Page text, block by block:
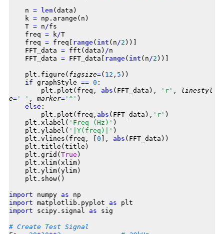
    n
= len (data)
    k
= np.arange(n)
    T
= n/fs
    freq
= k/T
    freq
= freq[ range( int (n/2 ))]
    FFT_data
= fft(data) /n
    FFT_data
= FFT_data[ range( int (n/2 ))]
    plt.figure(
figsize=( 12 , 5 ))
if graphStyle == 0 :
        plt.plot(freq,
abs (FFT_data), 'r' ,
linestyl
e= ' ' , marker= '^' )
else :
        plt.plot(freq,
abs (FFT_data), 'r' )
    plt.xlabel(
'Freq (Hz)' )
    plt.ylabel(
'|Y(freq)|' )
    plt.vlines(freq, [
0 ], abs (FFT_data))
    plt.grid(
True )
import numpy as
import matplotlib.pyplot as
import scipy.signal as sig
# Create Test Signal